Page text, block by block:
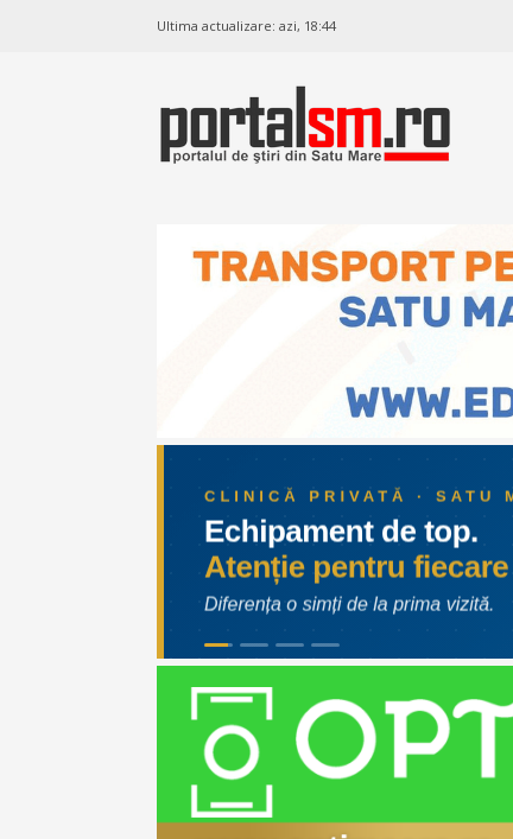
Ultima actualizare: azi, 18:44